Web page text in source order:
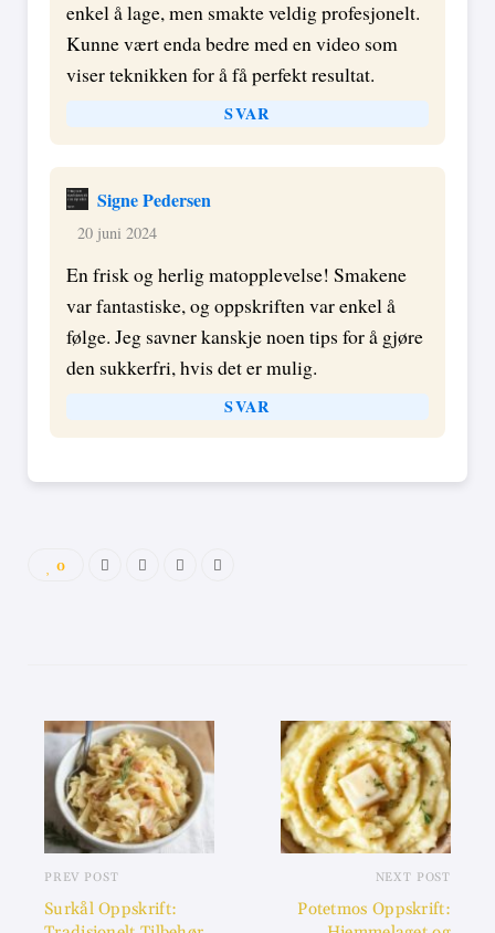
enkel å lage, men smakte veldig profesjonelt.
Kunne vært enda bedre med en video som
viser teknikken for å få perfekt resultat.
SVAR
Signe Pedersen
20 juni 2024
En frisk og herlig matopplevelse! Smakene
var fantastiske, og oppskriften var enkel å
følge. Jeg savner kanskje noen tips for å gjøre
den sukkerfri, hvis det er mulig.
SVAR
0
PREV POST
Surkål Oppskrift:
NEXT POST
Potetmos Oppskrift: